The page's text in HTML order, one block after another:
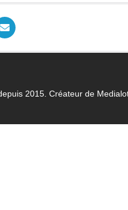
2015. Créateur de